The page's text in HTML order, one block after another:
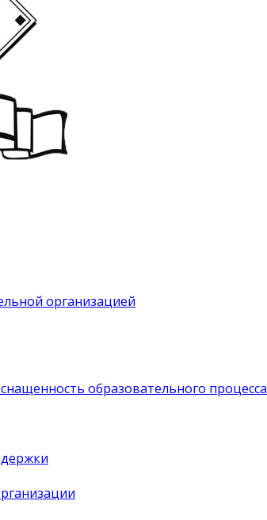
организацией
образовательного процесса